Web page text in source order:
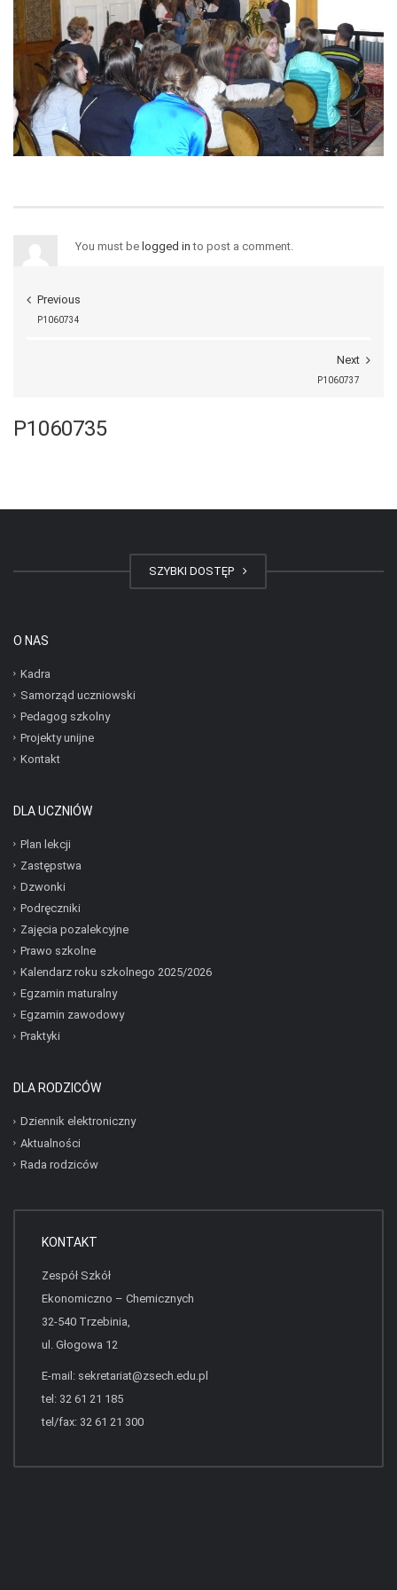
You must be logged in to post a comment.
Previous
P1060734
Next
P1060737
P1060735
SZYBKI DOSTĘP
O NAS
Kadra
Samorząd uczniowski
Pedagog szkolny
Projekty unijne
Kontakt
DLA UCZNIÓW
Plan lekcji
Zastępstwa
Dzwonki
Podręczniki
Zajęcia pozalekcyjne
Prawo szkolne
Kalendarz roku szkolnego 2025/2026
Egzamin maturalny
Egzamin zawodowy
Praktyki
DLA RODZICÓW
Dziennik elektroniczny
Aktualności
Rada rodziców
KONTAKT
Zespół Szkół
Ekonomiczno – Chemicznych
32-540 Trzebinia,
ul. Głogowa 12
E-mail: sekretariat@zsech.edu.pl
tel: 32 61 21 185
tel/fax: 32 61 21 300